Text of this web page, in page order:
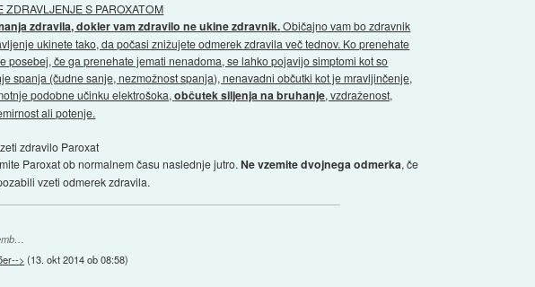
ZDRAVLJENJE S PAROXATOM
zdravila, dokler vam zdravilo ne ukine zdravnik.Običajno vam bo zdravnik
ukinete tako, da počasi znižujete odmerek zdravila več tednov. Ko prenehate
posebej, če ga prenehate jemati nenadoma, se lahko pojavijo simptomi kot so
spanja (čudne sanje, nezmožnost spanja), nenavadni občutki kot je mravljinčenje,
podobne učinku elektrošoka,občutek siljenja na bruhanje, vzdraženost,
ali potenje.
zdravilo Paroxat
Paroxat ob normalnem času naslednje jutro.Ne vzemite dvojnega odmerka, če
vzeti odmerek zdravila.
> (13. okt 2014 ob 08:58)